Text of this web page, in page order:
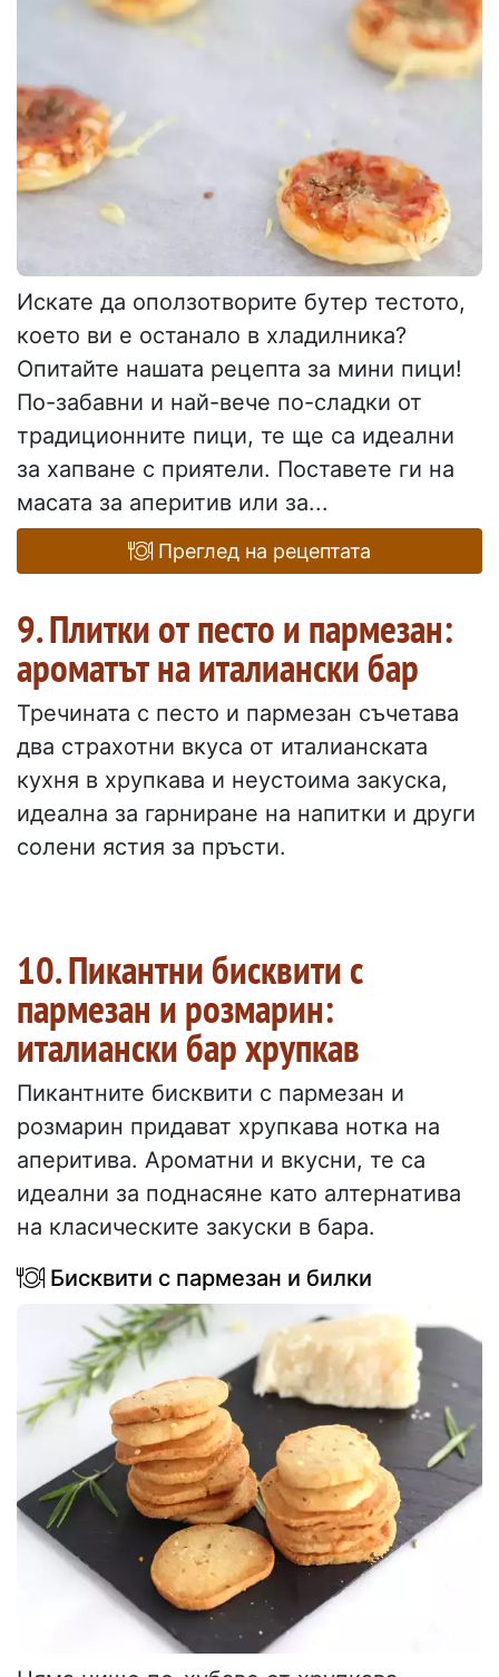
Искате да оползотворите бутер тестото,
което ви е останало в хладилника?
Опитайте нашата рецепта за мини пици!
По-забавни и най-вече по-сладки от
традиционните пици, те ще са идеални
за хапване с приятели. Поставете ги на
масата за аперитив или за...
Преглед на рецептата
9. Плитки от песто и пармезан:
ароматът на италиански бар
Тречината с песто и пармезан съчетава
два страхотни вкуса от италианската
кухня в хрупкава и неустоима закуска,
идеална за гарниране на напитки и други
солени ястия за пръсти.
10. Пикантни бисквити с
пармезан и розмарин:
италиански бар хрупкав
Пикантните бисквити с пармезан и
розмарин придават хрупкава нотка на
аперитива. Ароматни и вкусни, те са
идеални за поднасяне като алтернатива
на класическите закуски в бара.
Бисквити с пармезан и билки